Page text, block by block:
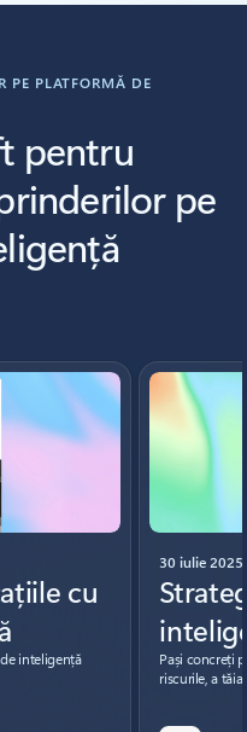
PE PLATFORMĂ DE
pentru
pe
cu
inteligență
30 iulie 2025
Pași concreți
riscurile, a